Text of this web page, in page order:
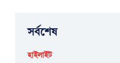
সর্বশেষ
হাইলাইট